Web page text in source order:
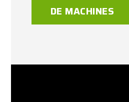
DE MACHINES